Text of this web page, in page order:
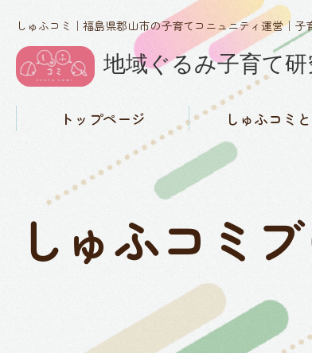
しゅふコミ｜福島県郡山市の子育てコニュニティ運営｜
トップページ しゅふコミ
しゅふコミの理念
代表紹介
活動実績・メディア
概要
お知らせ
しゅふコミ